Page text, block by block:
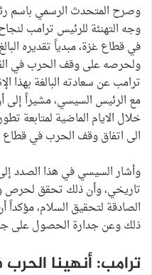
وصرح المتحدث الرسمي باسم
وجه التهنئة للرئيس ترامب
في قطاع غزة، مبدياً تقديره
ولحرصه على وقف الحرب في
ترامب عن سعادته البالغة بهذا
مع الرئيس السيسي، مشيراً إلى
خلال الايام الماضية لمتابعة
الى اتفاق وقف الحرب في
وأشار السيسي في هذا الصدد
تاريخي، وأن ذلك تحقق لحرص
الصادقة لتحقيق السلام،
ذلك وعن جدارة الحصول على
ترامب: أنهينا